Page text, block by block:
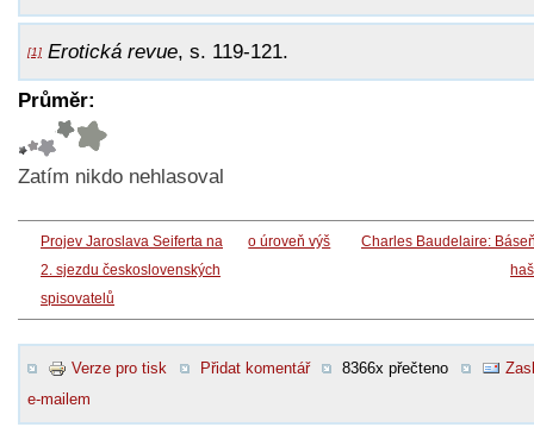
[1] Erotická revue, s. 119-121.
Průměr:
Zatím nikdo nehlasoval
Projev Jaroslava Seiferta na
2. sjezdu československých
spisovatelů
o úroveň výš
Charles Baudelaire:
Verze pro tisk Přidat komentář 8366x přečteno
e-mailem